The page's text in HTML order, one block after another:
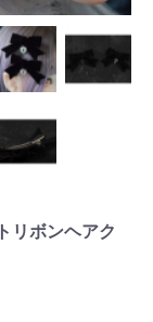
リボンヘアク